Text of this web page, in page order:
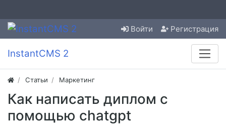
Войти Регистрация
InstantCMS 2
Статьи Маркетинг
Как написать диплом с
помощью chatgpt